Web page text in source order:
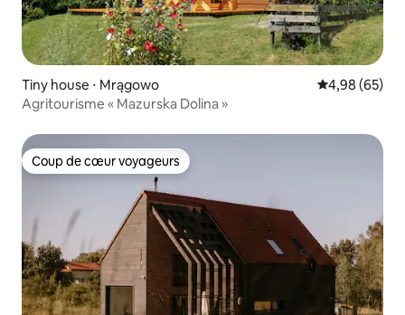
Tiny house ⋅ Mrągowo Évaluation
4,98 (65)
Agritourisme « Mazurska Dolina »
Coup de cœur voyageurs
Coup de cœur voyageurs